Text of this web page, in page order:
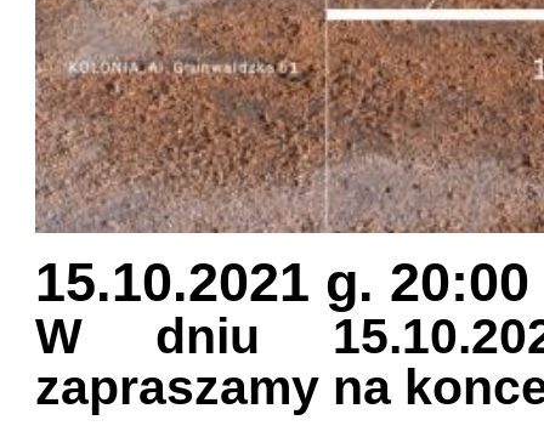
15.10.2021 g. 20:00
W dniu
zapraszamy na